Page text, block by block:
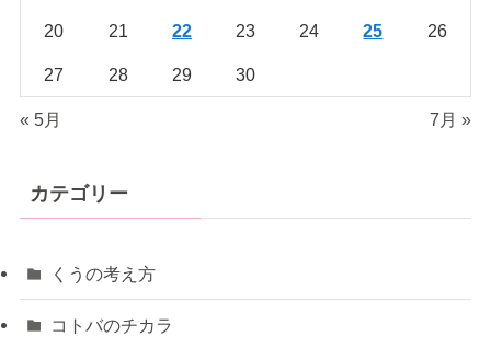
20 21 22 23 24 25 26
27 28 29 30
« 5月 7月 »
カテゴリー
くうの考え方
コトバのチカラ